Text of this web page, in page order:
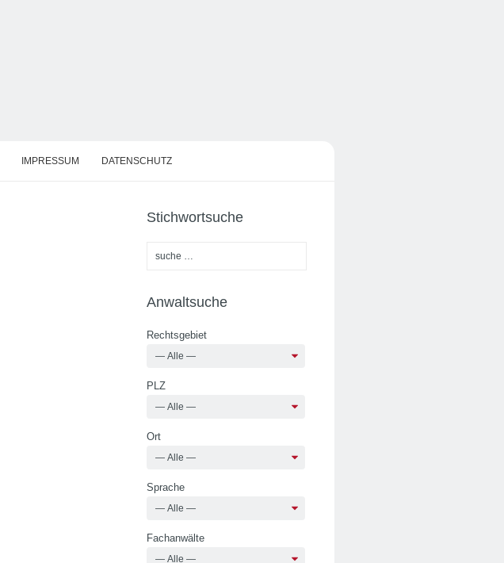
IMPRESSUM DATENSCHUTZ
Stichwortsuche
Anwaltsuche
Rechtsgebiet
PLZ
Ort
Sprache
Fachanwälte